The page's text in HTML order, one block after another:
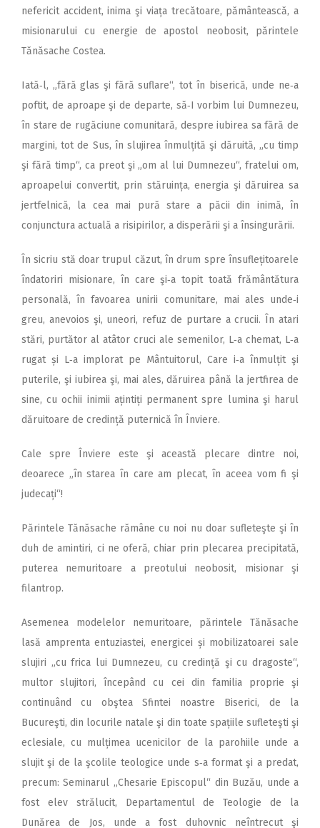
nefericit accident, inima şi viața trecătoare, pământească, a
misionarului cu energie de apostol neobosit, părintele
Tănăsache Costea.
Iată‑l, „fără glas şi fără suflare“, tot în biserică, unde ne‑a
poftit, de aproape şi de departe, să‑I vorbim lui Dumnezeu,
în stare de rugăciune comunitară, despre iubirea sa fără de
margini, tot de Sus, în slujirea înmulțită şi dăruită, „cu timp
şi fără timp“, ca preot şi „om al lui Dumnezeu“, fratelui om,
aproapelui convertit, prin stăruința, energia şi dăruirea sa
jertfelnică, la cea mai pură stare a păcii din inimă, în
conjunctura actuală a risipirilor, a disperării şi a însingurării.
În sicriu stă doar trupul căzut, în drum spre însuflețitoarele
îndatoriri misionare, în care şi‑a topit toată frământătura
personală, în favoarea unirii comunitare, mai ales unde‑i
greu, anevoios şi, uneori, refuz de purtare a crucii. În atari
stări, purtător al atâtor cruci ale semenilor, L‑a chemat, L‑a
rugat și L‑a implorat pe Mântuitorul, Care i‑a înmulțit şi
puterile, şi iubirea şi, mai ales, dăruirea până la jertfirea de
sine, cu ochii inimii ațintiți permanent spre lumina şi harul
dăruitoare de credință puternică în Înviere.
Cale spre Înviere este şi această plecare dintre noi,
deoarece „în starea în care am plecat, în aceea vom fi şi
judecați“!
Părintele Tănăsache rămâne cu noi nu doar sufleteşte şi în
duh de amintiri, ci ne oferă, chiar prin plecarea precipitată,
puterea nemuritoare a preotului neobosit, misionar şi
filantrop.
Asemenea modelelor nemuritoare, părintele Tănăsache
lasă amprenta entuziastei, energicei și mobilizatoarei sale
slujiri „cu frica lui Dumnezeu, cu credință şi cu dragoste“,
multor slujitori, începând cu cei din familia proprie şi
continuând cu obştea Sfintei noastre Biserici, de la
Bucureşti, din locurile natale şi din toate spațiile sufleteşti şi
eclesiale, cu mulțimea ucenicilor de la parohiile unde a
slujit şi de la şcolile teologice unde s‑a format şi a predat,
precum: Seminarul „Chesarie Episcopul“ din Buzău, unde a
fost elev strălucit, Departamentul de Teologie de la
Dunărea de Jos, unde a fost duhovnic neîntrecut şi